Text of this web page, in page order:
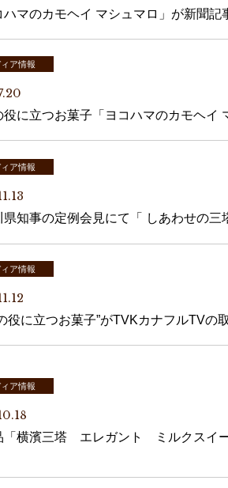
ハマのカモヘイ マシュマロ」が新聞記
ィア情報
役に立つお菓子「ヨコハマのカモヘイ
ィア情報
県知事の定例会見にて「 しあわせの
ィア情報
役に立つお菓子”がTVKカナフルTVの
ィア情報
「横濱三塔 エレガント ミルクスイ